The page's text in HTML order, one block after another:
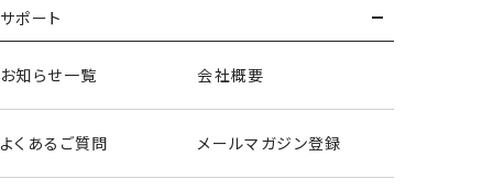
サポート
お知らせ一覧 会社概要
よくあるご質問 メールマガジン登録